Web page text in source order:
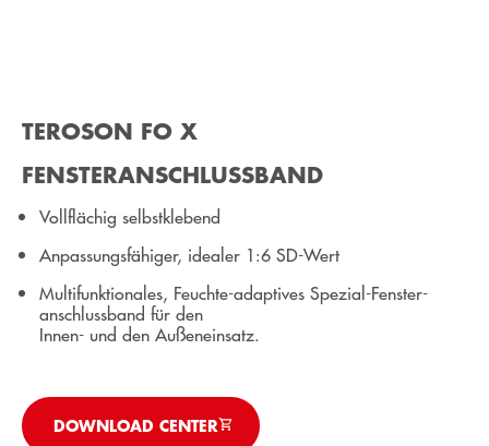
TEROSON FO X
FENSTER­ANSCHLUSSBAND
Vollflächig selbstklebend
Anpassungsfähiger, idealer 1:6 SD-Wert
Multifunktionales, Feuchte-adaptives Spezial-Fenster­
anschlussband für den
Innen- und den Außen­einsatz.
DOWNLOAD CENTER